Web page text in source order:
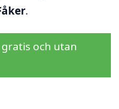
.
och utan